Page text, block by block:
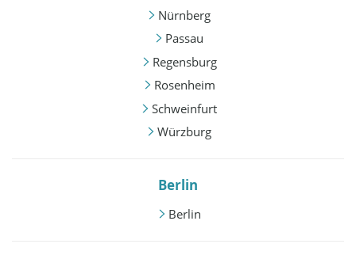
Nürnberg
Passau
Regensburg
Rosenheim
Schweinfurt
Würzburg
Berlin
Berlin